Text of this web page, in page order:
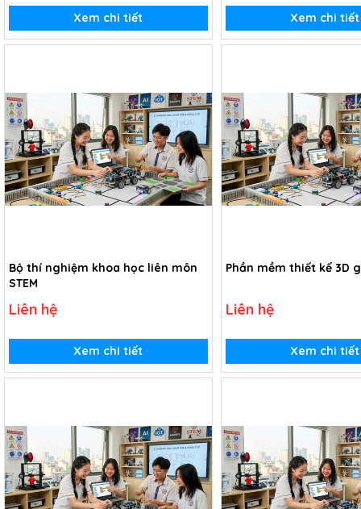
Xem chi tiết Xem chi tiết
Bộ thí nghiệm khoa học liên môn
STEM
Liên hệ
Xem chi tiết
Phần mềm thiết kế 3D
Liên hệ
Xem chi tiết